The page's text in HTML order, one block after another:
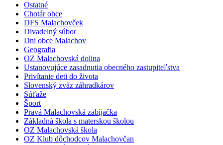
Ostatné
Chotár obce
DFS Malachovček
Divadelný súbor
Dni obce Malachov
Geografia
OZ Malachovská dolina
Ustanovujúce zasadnutia obecného zastupiteľstva
Privítanie deti do života
Slovenský zväz záhradkárov
Súťaže
Šport
Pravá Malachovská zabíjačka
Základná škola s materskou školou
OZ Malachovská škola
OZ Klub dôchodcov Malachovčan